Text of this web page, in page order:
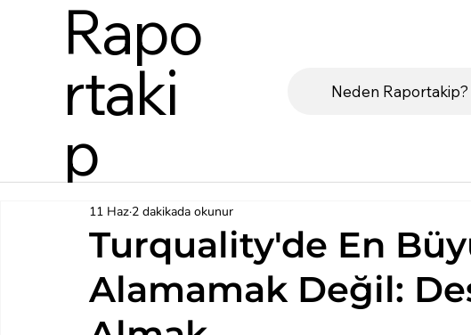
Rapo
rtaki
p
Neden Raportakip?
Turquality'de En
Alamamak Değil:
11 Haz 2 dakikada okunur